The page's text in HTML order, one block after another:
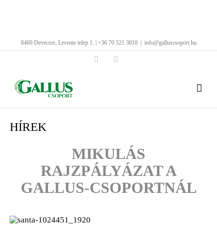
8460 Devecser, Levente telep 1. | +36 70 521 3010 info@galluscsoport.hu
Facebook
HÍREK
MIKULÁS
RAJZPÁLYÁZAT A
GALLUS-CSOPORTNÁL